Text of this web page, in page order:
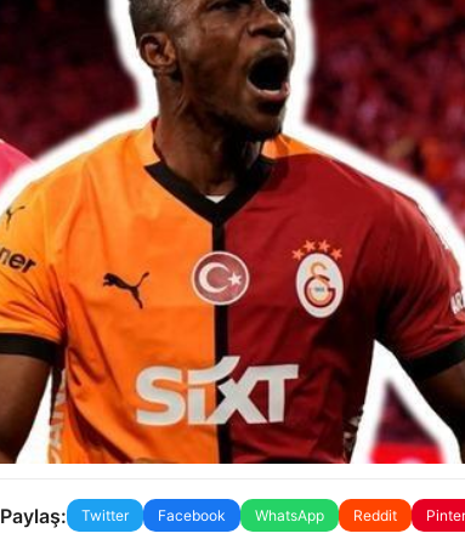
Paylaş: Twitter Facebook WhatsApp Reddit